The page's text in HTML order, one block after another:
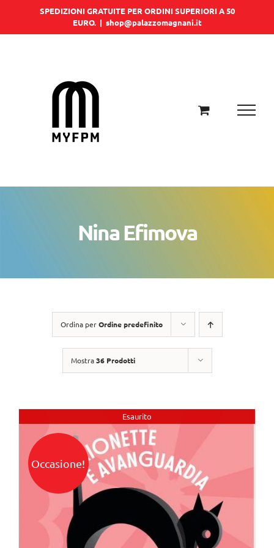
SPEDIZIONI GRATUITE PER ORDINI SUPERIORI A 50
EURO. | shop@palazzomagnani.it
Nina Efimova
Ordina perOrdine predefinito
Mostra36 Prodotti
Esaurito
Occasione!